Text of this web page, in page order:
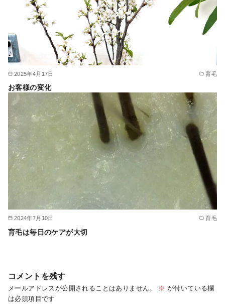
2025年4月17日 育毛
お客様の変化
2024年7月10日 育毛
育毛は毎日のケアが大切
コメントを残す
メールアドレスが公開されることはありません。 ※ が付いている欄
は必須項目です